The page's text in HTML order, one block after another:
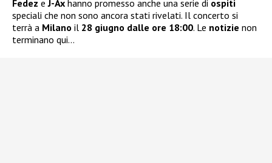
Fedez e J-Ax hanno promesso anche una serie di ospiti
speciali che non sono ancora stati rivelati. Il concerto si
terrà a Milano il 28 giugno dalle ore 18:00. Le notizie non
terminano qui…